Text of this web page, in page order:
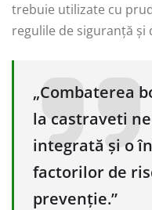
trebuie utilizate cu
regulile de siguranță și
„Combaterea
la castraveti
integrată și o
factorilor de
prevenție.”